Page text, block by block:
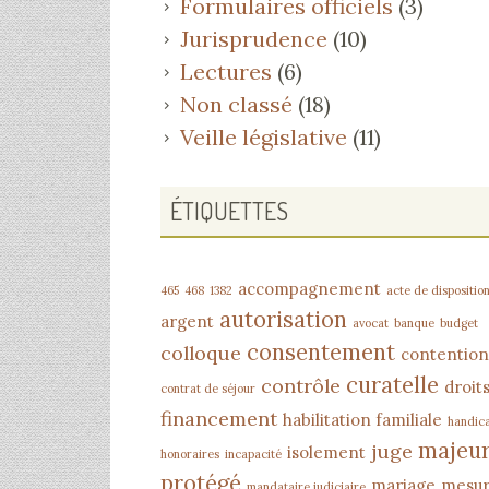
Formulaires officiels (3)
Jurisprudence (10)
Lectures (6)
Non classé (18)
Veille législative (11)
ÉTIQUETTES
465 468 1382 accompagnement acte de disposition
argent autorisation avocat banque budget
colloque consentement contention
contrat de séjour contrôle curatelle droits
financement habilitation familiale
honoraires incapacité isolement juge
protégé